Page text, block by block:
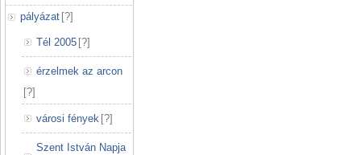
pályázat [?]
Tél 2005 [?]
érzelmek az arcon
[?]
városi fények [?]
Szent István Napja